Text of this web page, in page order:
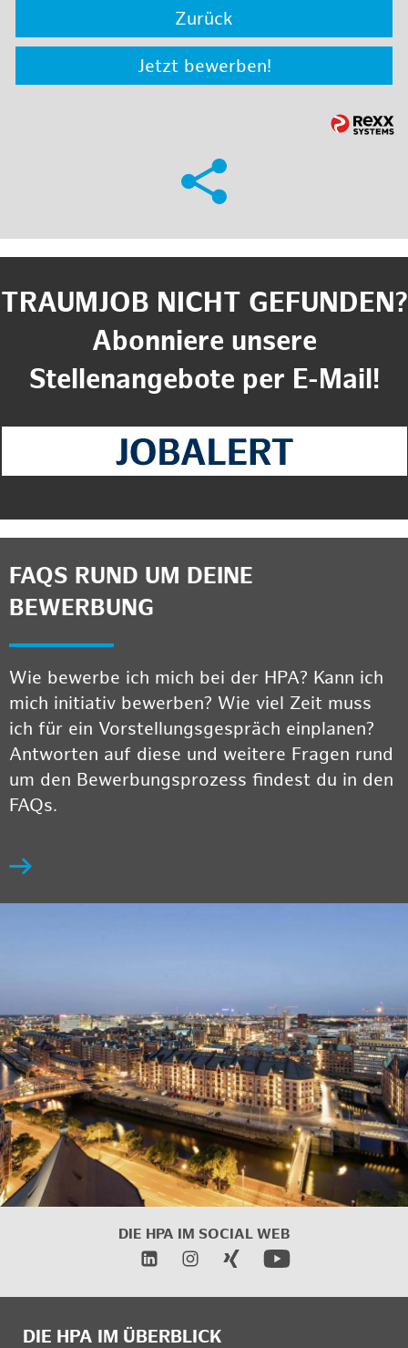
Zurück
Jetzt bewerben!
TRAUMJOB NICHT GEFUNDEN?
Abonniere unsere
Stellenangebote per E-Mail!
FAQS RUND UM DEINE
BEWERBUNG
Wie bewerbe ich mich bei der HPA? Kann ich
mich initiativ bewerben? Wie viel Zeit muss
ich für ein Vorstellungsgespräch einplanen?
Antworten auf diese und weitere Fragen rund
um den Bewerbungsprozess findest du in den
FAQs.
DIE HPA IM SOCIAL WEB
DIE HPA IM ÜBERBLICK